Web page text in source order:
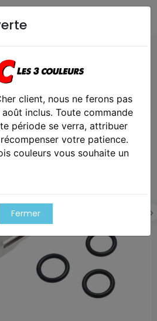
en aluminium b01 dynamic
capa
client, nous ne ferons pas
août inclus. Toute commande
période se verra, attribuer
votre patience.
couleurs vous souhaite un
Fermer